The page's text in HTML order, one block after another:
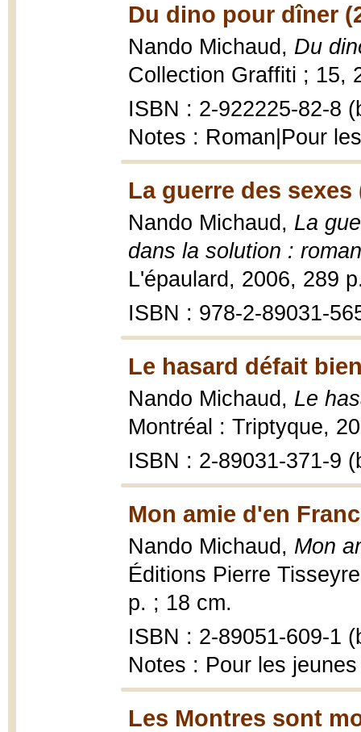
Du dino pour dîner
Nando Michaud, Du
Collection Graffiti ; 15,
ISBN : 2-922225-82-8
Notes : Roman|Pour
La guerre des sexes
Nando Michaud, La
dans la solution : roman
L'épaulard, 2006, 289
ISBN : 978-2-89031-
Le hasard défait
Nando Michaud, Le
Montréal : Triptyque,
ISBN : 2-89031-371-9
Mon amie d'en
Nando Michaud, Mon
Éditions Pierre
p. ; 18 cm.
ISBN : 2-89051-609-1
Notes : Pour les jeunes
Les Montres sont